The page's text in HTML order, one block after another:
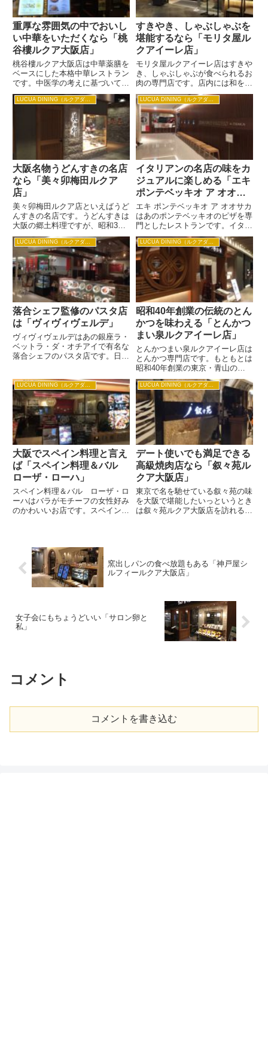
重厚な雰囲気の中でおいし
い中華をいただくなら「桃
谷樓ルクア大阪店」
桃谷樓ルクア大阪店は中華薬膳を
ベースにした本格中華レストラン
です。中医学の考えに基づいて考
えたメニューはおいしく食べて健
康になることをメインに、旬の食
材やその季節に合わせた効能を積
極的に取り入れています。北京ダ
ックからふかひれの姿煮こみま
すきやき、しゃぶしゃぶを
堪能するなら「モリタ屋ル
クアイーレ店」
モリタ屋ルクアイーレ店はすきや
き、しゃぶしゃぶが食べられるお
肉の専門店です。店内には和を基
調とした造りで、中庭もあって、
しっとりと落ち着いたワンランク
上の雰囲気でお食事ができるの
で、上司に連れて行ってもらいた
いお店でもあります。掘りごたつ
や...
LUCUA DINING（ルクアダイニング）
大阪名物うどんすきの名店
なら「美々卯梅田ルクア
店」
美々卯梅田ルクア店といえばうど
んすきの名店です。うどんすきは
大阪の郷土料理ですが、昭和3年
に美々卯が考案して有名になった
ものです。うどんすき発祥のお店
として大阪でも人気のお店です。
関西らしいコシの強いうどんと味
わい深いお出汁の味は関東の人
に...
LUCUA DINING（ルクアダイニング）
イタリアンの名店の味をカ
ジュアルに楽しめる「エキ
ポンテベッキオ ア オオサ
カ」
エキ ポンテベッキオ ア オオサカ
はあのポンテベッキオのピザを専
門としたレストランです。イタリ
アの大衆向きの小さなレストラン
であるトラットリアをイメージし
てシンプルで、スピーディーで、
リーズナブルなお店を目指してい
ます。 おすすめはなんとい...
LUCUA DINING（ルクアダイニング）
落合シェフ監修のパスタ店
は「ヴィヴィヴェルデ」
ヴィヴィヴェルデはあの銀座ラ・
ベットラ・ダ・オチアイで有名な
落合シェフのパスタ店です。日本
こちらでは手軽に味わえます。パ
スタレストランは数多くあります
が、本格的な味を追求したいな
ら...
LUCUA DINING（ルクアダイニング）
昭和40年創業の伝統のとん
かつを味わえる「とんかつ
まい泉ルクアイーレ店」
とんかつまい泉ルクアイーレ店は
とんかつ専門店です。もともとは
昭和40年創業の東京・青山のと
んかつ専門店だったんですよ。箸
で切れるやわらかなとんかつが有
名で、年配の方にも喜んで食べて
もらえること間違いなしです。
おすすめは甘辛いソースが絶妙
の...
LUCUA DINING（ルクアダイニング）
大阪でスペイン料理と言え
ば「スペイン料理＆バル
ローザ・ローハ」
スペイン料理＆バル ローザ・ロ
ーハはバラがモチーフの女性好み
のかわいいお店です。スペイン料
リーズナブルなお値段で楽しめま
す。パテ・クルート世界選手権ア
ジ...
LUCUA DINING（ルクアダイニング）
デート使いでも満足できる
高級焼肉店なら「叙々苑ル
クア大阪店」
東京で名を馳せている叙々苑の味
を大阪で堪能したいっというとき
は叙々苑ルクア大阪店を訪れると
叙々苑に行ったらお肉と一緒に
い...
窯出しパンの食べ放題もある「神戸屋シ
ルフィールクア大阪店」
女子会にもちょうどいい「サロン卵と
私」
コメント
コメントを書き込む